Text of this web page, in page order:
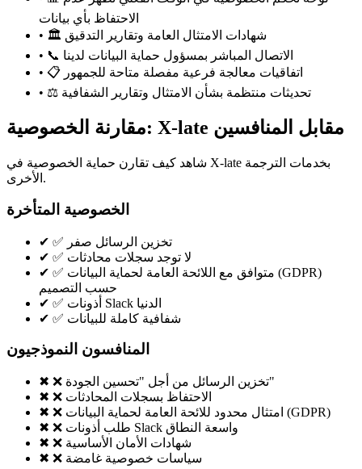
الاحتفاظ بأي بيانات
•
🏛️ شهادات الامتثال العامة وتقارير التدقيق
•
📞 الاتصال المباشر بمسؤول حماية البيانات لدينا
•
📋 اتفاقيات معالجة فرعية مفصلة متاحة للجمهور
•
⚖️ تحديثات منتظمة بشأن الامتثال وتقارير الشفافية
مقارنة الخصوصية: X-late مقابل المنافسين
شاهد كيف تقارن حماية الخصوصية في X-late بخدمات الترجمة
الأخرى.
الخصوصية المتأخرة
✔
✅ تخزين الرسائل صفر
✔
✅ لا توجد سجلات محادثات
✔ ✅ متوافق مع اللائحة العامة لحماية البيانات (GDPR)
حسب التصميم
✔
✅ أذونات Slack الدنيا
✔
✅ شفافية كاملة للبيانات
المنافسون النموذجيون
✖
❌ تخزين الرسائل من أجل "تحسين الجودة"
✖
❌ الاحتفاظ بسجلات المحادثات
✖
❌ امتثال محدود للائحة العامة لحماية البيانات (GDPR)
✖
❌ طلب أذونات Slack واسعة النطاق
✖
❌ شهادات الأمان الأساسية
✖
❌ سياسات خصوصية غامضة